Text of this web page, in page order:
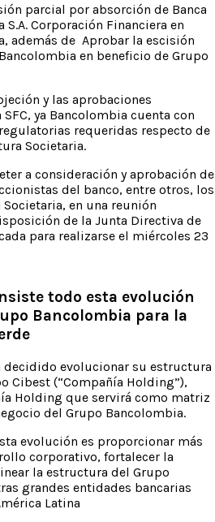
parcial por absorción de Banca
Corporación Financiera en
además de Aprobar la escisión
en beneficio de Grupo
y las aprobaciones
ya Bancolombia cuenta con
requeridas respecto de
Societaria.
a consideración y aprobación de
del banco, entre otros, los
en una reunión
de la Junta Directiva de
para realizarse el miércoles 23
todo esta evolución
Bancolombia para la
decidido evolucionar su estructura
Cibest (“Compañía Holding”),
Holding que servirá como matriz
del Grupo Bancolombia.
evolución es proporcionar más
corporativo, fortalecer la
la estructura del Grupo
grandes entidades bancarias
Latina